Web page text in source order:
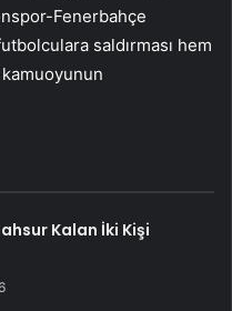
Fenerbahçe
saldırması hem
kamuoyunun
Kalan İki Kişi